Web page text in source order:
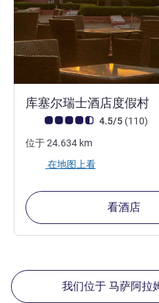
库塞尔瑞士酒店度假村
客户意见评级 (ALL 评级)
4.5/5 (110评论
)
位于24.634 km
在地图上看
看酒店
我们位于 马萨阿拉